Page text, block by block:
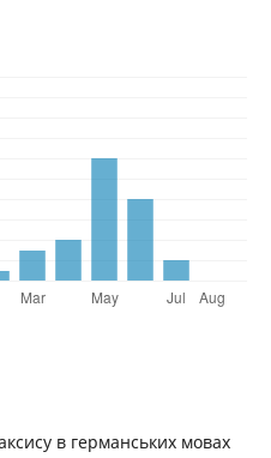
в германських мовах